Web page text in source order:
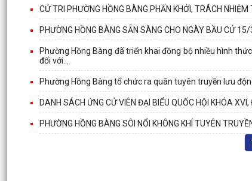
CỬ TRI PHƯỜNG HỒNG BÀNG PHẤN KHỞI, TRÁCH
PHƯỜNG HỒNG BÀNG SẴN SÀNG CHO NGÀY BẦU CỬ
Phường Hồng Bàng đã triển khai đồng bộ nhiều hình
đối với...
Phường Hồng Bàng tổ chức ra quân tuyên truyền lưu
DANH SÁCH ỨNG CỬ VIÊN ĐẠI BIỂU QUỐC HỘI KHÓA
PHƯỜNG HỒNG BÀNG SÔI NỔI KHÔNG KHÍ TUYÊN